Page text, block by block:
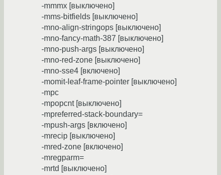
-mmmx [выключено]
-mms-bitfields [выключено]
-mno-align-stringops [выключено]
-mno-fancy-math-387 [выключено]
-mno-push-args [выключено]
-mno-red-zone [выключено]
-mno-sse4 [включено]
-momit-leaf-frame-pointer [выключено]
-mpc
-mpopcnt [выключено]
-mpreferred-stack-boundary=
-mpush-args [включено]
-mrecip [выключено]
-mred-zone [включено]
-mregparm=
-mrtd [выключено]